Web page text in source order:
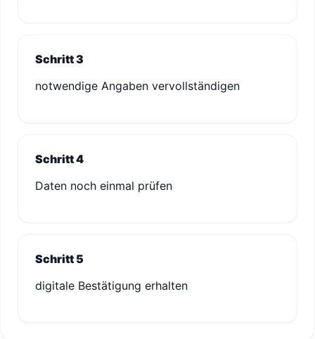
Schritt 3
notwendige Angaben vervollständigen
Schritt 4
Daten noch einmal prüfen
Schritt 5
digitale Bestätigung erhalten